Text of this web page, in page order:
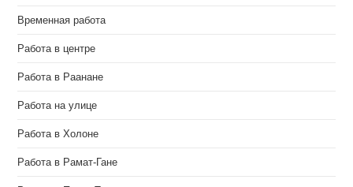
Временная работа
Работа в центре
Работа в Раанане
Работа на улице
Работа в Холоне
Работа в Рамат-Гане